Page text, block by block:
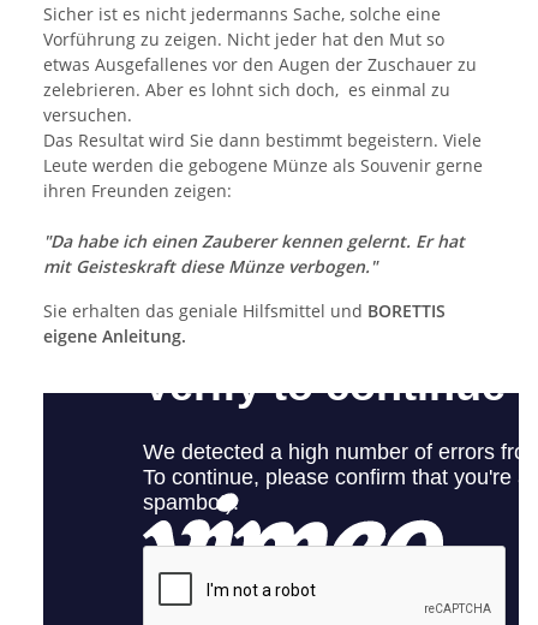
Sicher ist es nicht jedermanns Sache, solche eine
Vorführung zu zeigen. Nicht jeder hat den Mut so
etwas Ausgefallenes vor den Augen der Zuschauer zu
zelebrieren. Aber es lohnt sich doch, es einmal zu
versuchen.
Das Resultat wird Sie dann bestimmt begeistern. Viele
Leute werden die gebogene Münze als Souvenir gerne
ihren Freunden zeigen:
"Da habe ich einen Zauberer kennen gelernt. Er hat
mit Geisteskraft diese Münze verbogen."
Sie erhalten das geniale Hilfsmittel und BORETTIS
eigene Anleitung.